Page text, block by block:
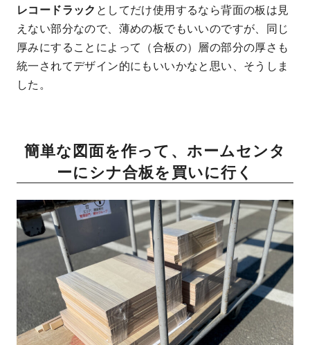
レコードラック としてだけ使用するなら背面の板は見
えない部分なので、薄めの板でもいいのですが、同じ
厚みにすることによって（合板の）層の部分の厚さも
統一されてデザイン的にもいいかなと思い、そうしま
した。
簡単な図面を作って、ホームセンタ
ーにシナ合板を買いに行く